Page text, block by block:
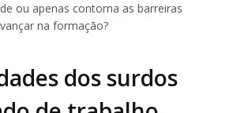
ou apenas contorna as barreiras
na formação?
dos surdos